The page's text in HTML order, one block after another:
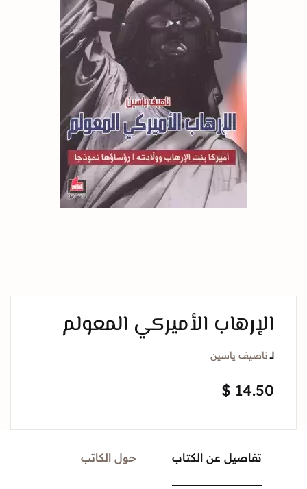
الإرهاب الأميركي المعولم
لــ ناصيف ياسين
$ 14.50
تفاصيل عن الكتاب حول الكاتب